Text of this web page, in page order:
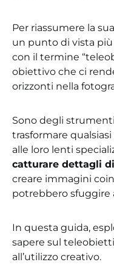
Per riassumere la
un punto di vista
con il termine
obiettivo che ci
orizzonti nella
Sono degli
trasformare
alle loro lenti
catturare dettagli
creare immagini
potrebbero sfuggire
In questa guida,
sapere sul
all’utilizzo creativo.